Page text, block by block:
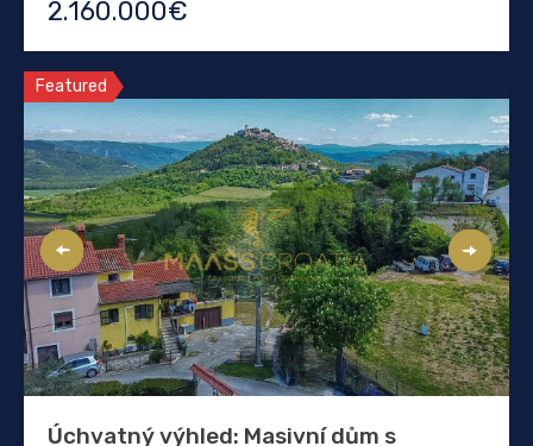
2.160.000€
Featured
Úchvatný výhled: Masivní dům s